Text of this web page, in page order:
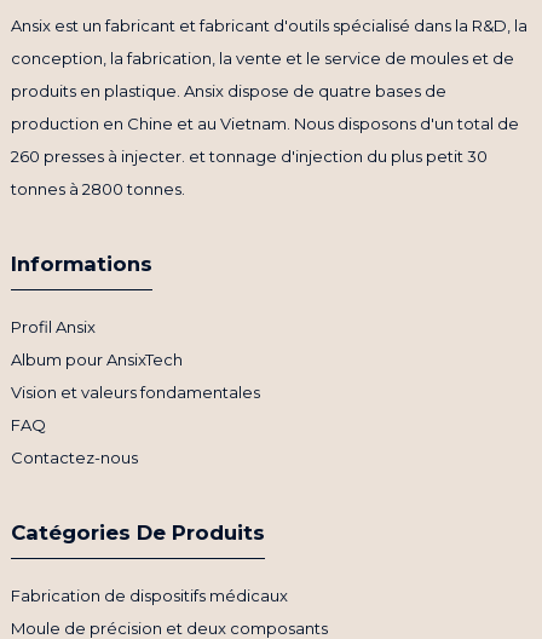
Ansix est un fabricant et fabricant d'outils spécialisé dans la R&D, la
conception, la fabrication, la vente et le service de moules et de
produits en plastique. Ansix dispose de quatre bases de
production en Chine et au Vietnam. Nous disposons d'un total de
260 presses à injecter. et tonnage d'injection du plus petit 30
tonnes à 2800 tonnes.
Informations
Profil Ansix
Album pour AnsixTech
Vision et valeurs fondamentales
FAQ
Contactez-nous
Catégories De Produits
Fabrication de dispositifs médicaux
Moule de précision et deux composants